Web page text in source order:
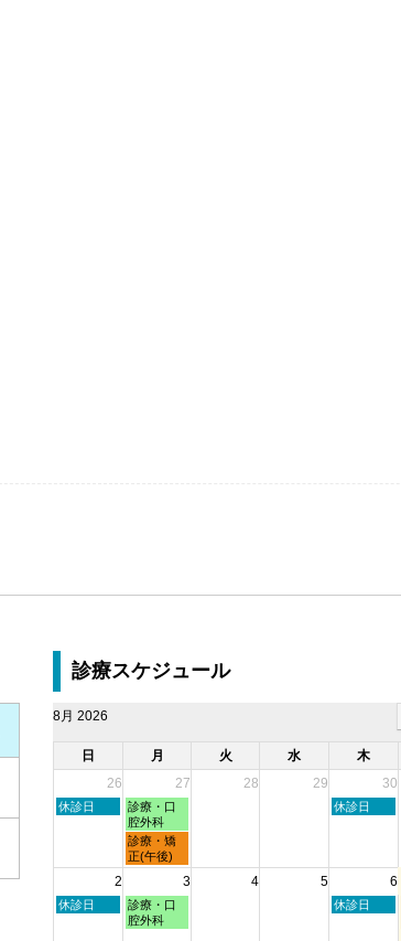
診療スケジュール
8月 2026
日 月 火 水 木
26
27 28 29 30
日
月
2026
休診日
月
曜
日,
7
月
2026
診療・口
腔外科
木
月
2026
休診日
月
曜
日,
月
27th
2026
診療・矯
正(午後)
2 3 4 5 6
日
休診日
月
曜
診療・口
腔外科
木
休診日